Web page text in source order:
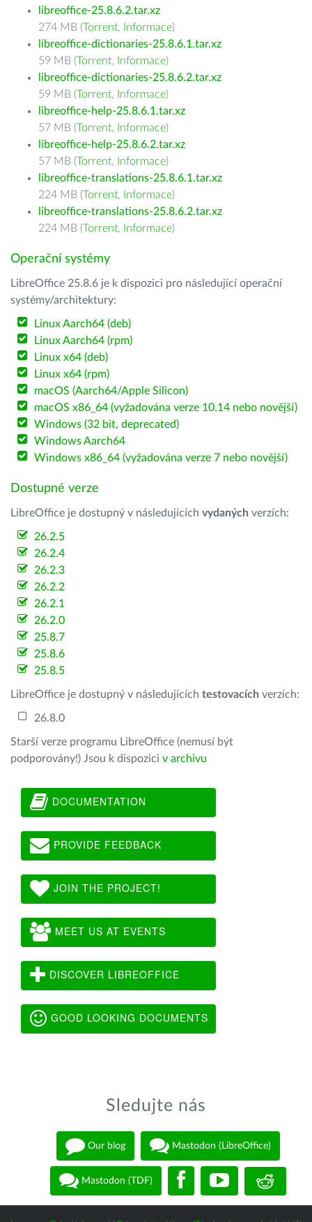
libreoffice-25.8.6.2.tar.xz
274 MB (Torrent, Informace)
libreoffice-dictionaries-25.8.6.1.tar.xz
59 MB (Torrent, Informace)
libreoffice-dictionaries-25.8.6.2.tar.xz
59 MB (Torrent, Informace)
libreoffice-help-25.8.6.1.tar.xz
57 MB (Torrent, Informace)
libreoffice-help-25.8.6.2.tar.xz
57 MB (Torrent, Informace)
libreoffice-translations-25.8.6.1.tar.xz
224 MB (Torrent, Informace)
libreoffice-translations-25.8.6.2.tar.xz
224 MB (Torrent, Informace)
Operační systémy
LibreOffice 25.8.6 je k dispozici pro následující operační
systémy/architektury:
Linux Aarch64 (deb)
Linux Aarch64 (rpm)
Linux x64 (deb)
Linux x64 (rpm)
macOS (Aarch64/Apple Silicon)
macOS x86_64 (vyžadována verze 10.14 nebo novější)
Windows (32 bit, deprecated)
Windows Aarch64
Windows x86_64 (vyžadována verze 7 nebo novější)
Dostupné verze
LibreOffice je dostupný v následujících vydaných verzích:
26.2.5
26.2.4
26.2.3
26.2.2
26.2.1
26.2.0
25.8.7
25.8.6
25.8.5
LibreOffice je dostupný v následujících testovacích verzích:
26.8.0
Starší verze programu LibreOffice (nemusí být
podporovány!) Jsou k dispozici v archivu
DOCUMENTATION
PROVIDE FEEDBACK
JOIN THE PROJECT!
MEET US AT EVENTS
DISCOVER LIBREOFFICE
GOOD LOOKING DOCUMENTS
Sledujte nás
Our blog Mastodon (LibreOffice)
Mastodon (TDF)